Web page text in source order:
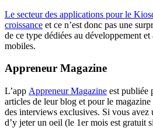
Le secteur des applications pour le
croissance et ce n’est donc pas une
de ce type dédiées au développement
mobiles.
Appreneur Magazine
L’app Appreneur Magazine est publiée
articles de leur blog et pour le
des interviews exclusives. Si vous avez
d’y jeter un oeil (le 1er mois est gratuit